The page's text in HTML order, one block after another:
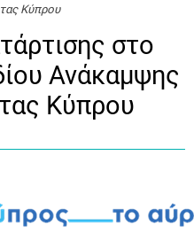
Κύπρου
στο
Ανάκαμψης
Κύπρου